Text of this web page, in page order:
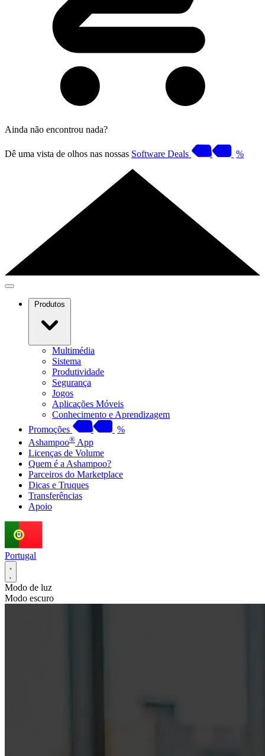
Ainda não encontrou nada?
Dê uma vista de olhos nas nossas Software Deals %
Produtos
Multimédia
Sistema
Produtividade
Segurança
Jogos
Aplicações Móveis
Conhecimento e Aprendizagem
Promoções
%
Ashampoo® App
Licenças de Volume
Quem é a Ashampoo?
Parceiros do Marketplace
Dicas e Truques
Transferências
Apoio
Portugal
Modo de luz
Modo escuro